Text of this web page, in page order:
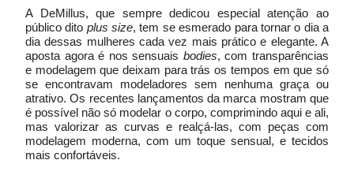
A DeMillus, que sempre dedicou especial atenção ao
público dito plus size, tem se esmerado para tornar o dia a
dia dessas mulheres cada vez mais prático e elegante. A
aposta agora é nos sensuais bodies, com transparências
e modelagem que deixam para trás os tempos em que só
se encontravam modeladores sem nenhuma graça ou
atrativo. Os recentes lançamentos da marca mostram que
é possível não só modelar o corpo, comprimindo aqui e ali,
mas valorizar as curvas e realçá-las, com peças com
modelagem moderna, com um toque sensual, e tecidos
mais confortáveis.